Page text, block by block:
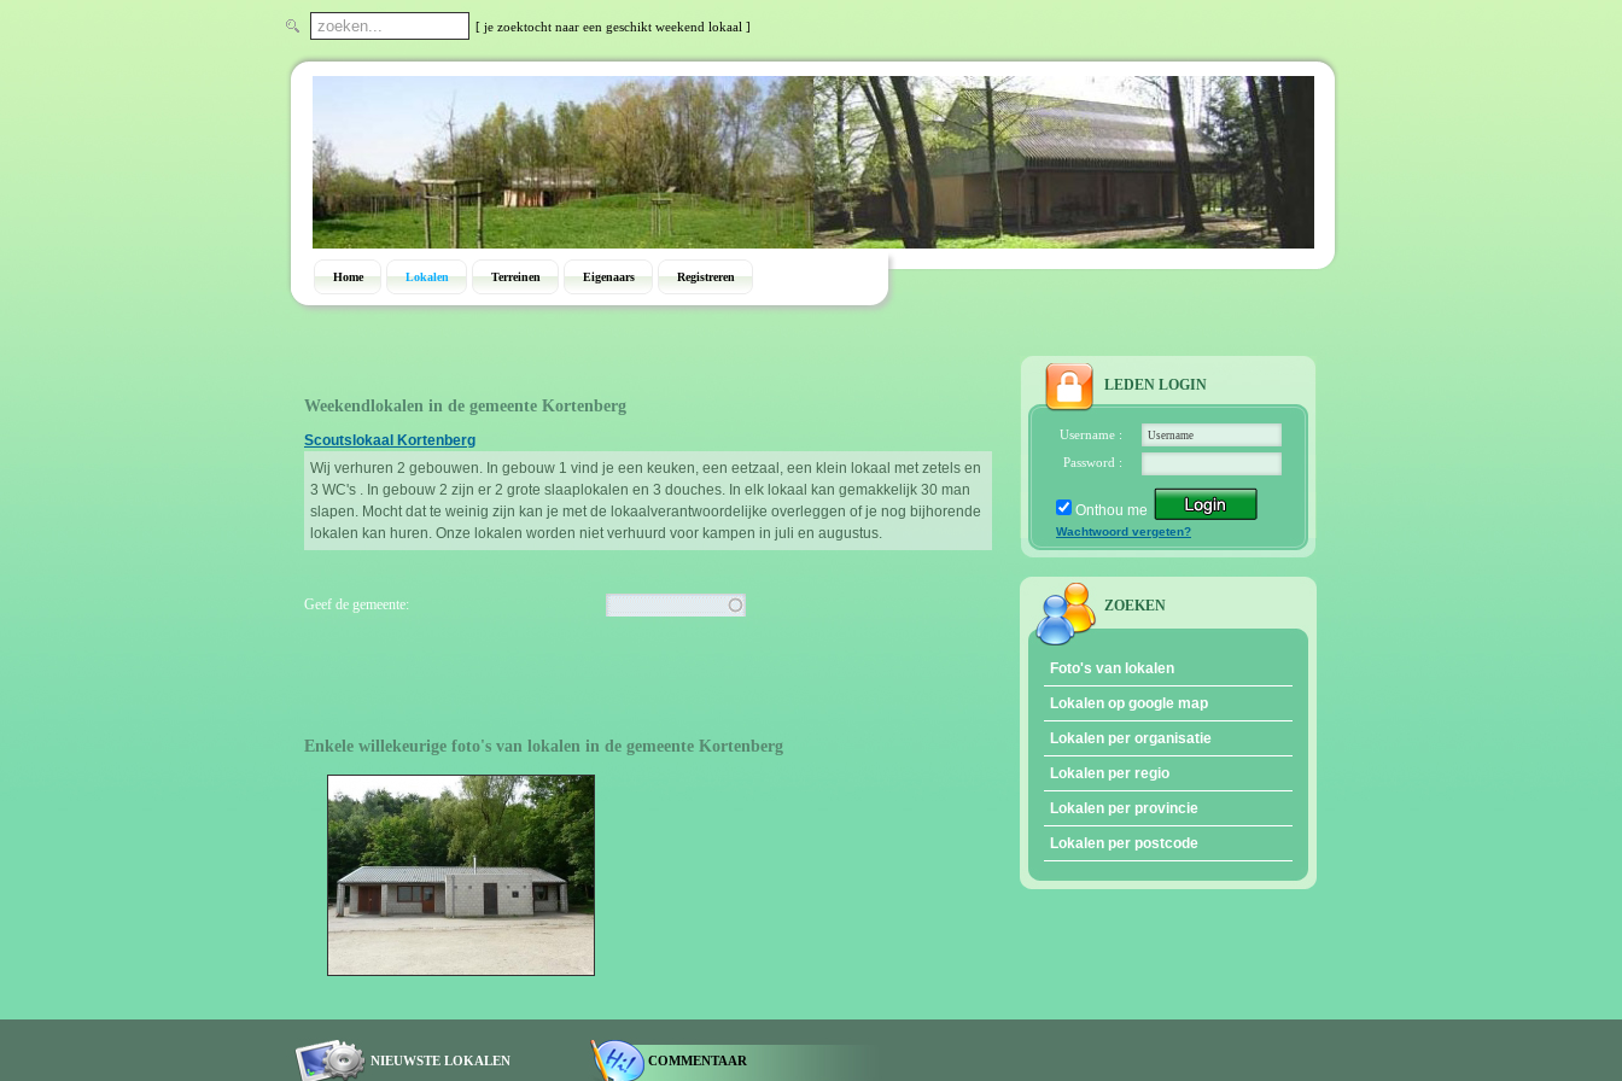
[ je zoektocht naar een geschikt weekend lokaal ]
Home Lokalen Terreinen Eigenaars Registreren
Weekendlokalen in de gemeente Kortenberg
Scoutslokaal Kortenberg
Wij verhuren 2 gebouwen. In gebouw 1 vind je een keuken, een eetzaal, een klein lokaal met zetels en
3 WC's . In gebouw 2 zijn er 2 grote slaaplokalen en 3 douches. In elk lokaal kan gemakkelijk 30 man
slapen. Mocht dat te weinig zijn kan je met de lokaalverantwoordelijke overleggen of je nog bijhorende
lokalen kan huren. Onze lokalen worden niet verhuurd voor kampen in juli en augustus.
Geef de gemeente:
Enkele willekeurige foto's van lokalen in de gemeente Kortenberg
LEDEN LOGIN
Username :
Password :
Onthou me
Wachtwoord vergeten?
ZOEKEN
Foto's van lokalen
Lokalen op google map
Lokalen per organisatie
Lokalen per regio
Lokalen per provincie
Lokalen per postcode
NIEUWSTE LOKALEN COMMENTAAR